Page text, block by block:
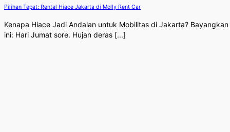
Pilihan Tepat: Rental Hiace Jakarta di Molly Rent Car
Kenapa Hiace Jadi Andalan untuk Mobilitas di Jakarta? Bayangkan
ini: Hari Jumat sore. Hujan deras [...]